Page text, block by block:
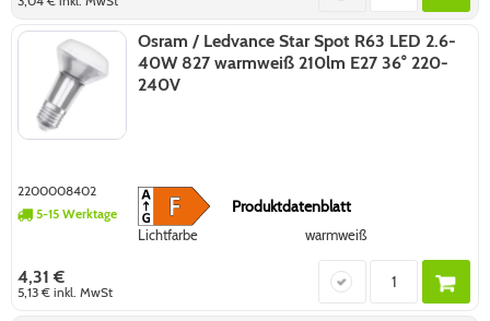
Osram / Ledvance Star Spot R63 LED 2.6-
40W 827 warmweiß 210lm E27 36° 220-
240V
2200008402
5-15 Werktage
Produktdatenblatt
Lichtfarbe warmweiß
4,31 €
5,13 €inkl. MwSt